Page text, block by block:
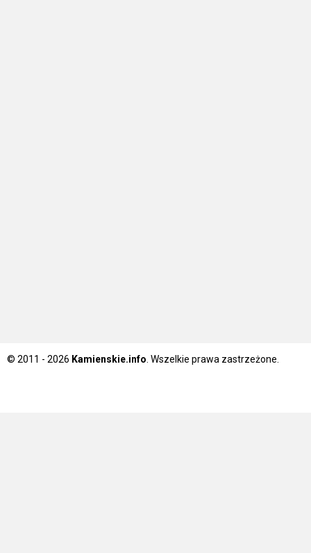
© 2011 - 2026 Kamienskie.info . Wszelkie prawa zastrzeżone.